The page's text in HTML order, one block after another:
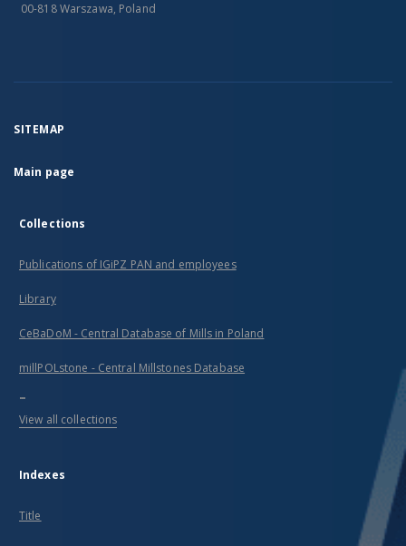
00-818 Warszawa, Poland
SITEMAP
Main page
Collections
Publications of IGiPZ PAN and employees
Library
CeBaDoM - Central Database of Mills in Poland
millPOLstone - Central Millstones Database
...
View all collections
Indexes
Title